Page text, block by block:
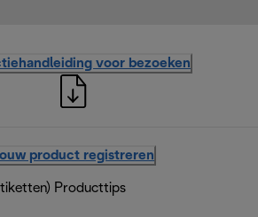
voor bezoeken
product registreren
Producttips